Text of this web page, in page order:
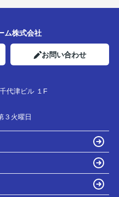
ム株式会社
お問い合わせ
代津ビル １F
３火曜日